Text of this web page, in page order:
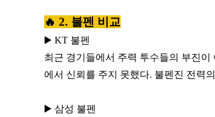
🔥 2. 불펜 비교
▶️ KT 불펜
최근 경기들에서 주력 투수들의 부진
에서 신뢰를 주지 못했다. 불펜진 전력
▶️ 삼성 불펜